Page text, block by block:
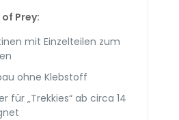
Prey:
mit Einzelteilen zum
ohne Klebstoff
für „Trekkies“ ab circa 14